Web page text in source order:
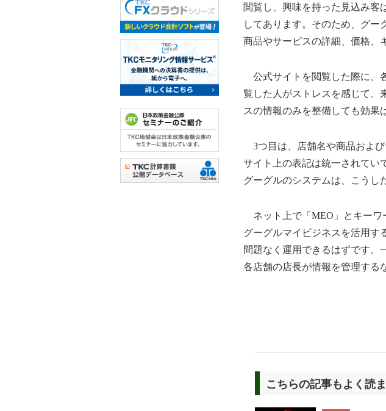
閲覧し、興味を持った見込み客
してあります。そのため、グー
商品やサービスの詳細、価格、
公式サイトを閲覧した際に、
覧した人がストレスを感じて、
スの情報のみを整備しても効果
3つ目は、店舗名や商品およ
サイト上の表記は統一されてい
グーグルのシステムは、こうし
ネット上で「MEO」とキーワ
グーグルマイビジネスを活用す
問題なく運用できるはずです。
各店舗の店長が情報を管理する
こちらの記事もよく読